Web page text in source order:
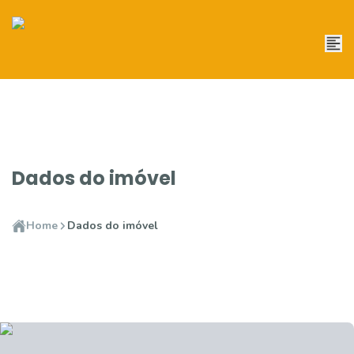
Dados do imóvel
Home Dados do imóvel